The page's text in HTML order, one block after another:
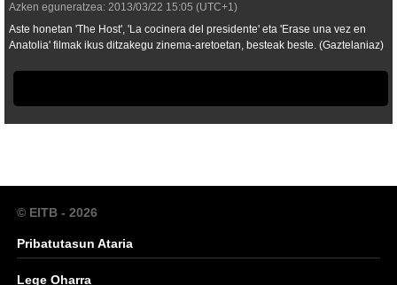
Azken eguneratzea: 2013/03/22 15:05 (UTC+1)
Aste honetan 'The Host', 'La cocinera del presidente' eta 'Erase una vez en
Anatolia' filmak ikus ditzakegu zinema-aretoetan, besteak beste. (Gaztelaniaz)
© EITB - 2026
Pribatutasun Ataria
Lege Oharra